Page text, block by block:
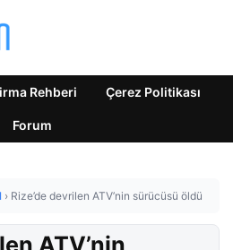
Rehberi Çerez Politikası
Forum
› Rize’de devrilen ATV’nin sürücüsü öldü
ATV’nin